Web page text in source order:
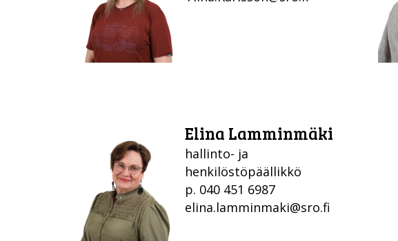
Elina Lamminmäki
hallinto- ja
henkilöstöpäällikkö
p. 040 451 6987
elina.lamminmaki@sro.fi